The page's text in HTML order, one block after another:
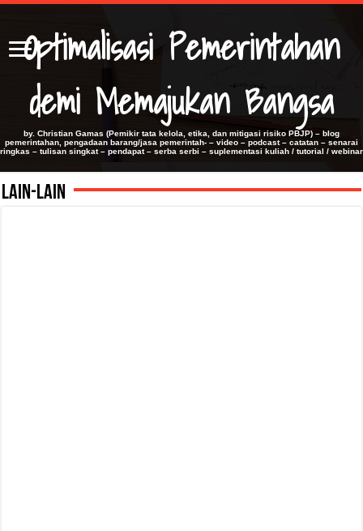
Optimalisasi Pemerintahan
demi Memajukan Bangsa
by. Christian Gamas (Pemikir tata kelola, etika, dan mitigasi risiko PBJP) – blog
pemerintahan, pengadaan barang/jasa pemerintah- – video – podcast – catatan – senarai
ringkas – tulisan singkat – pendapat – serba serbi – suplementasi kuliah / tutorial / webinar
LAIN-LAIN